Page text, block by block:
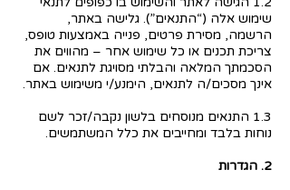
שימוש אלה (“התנאים”). גלישה באתר,
הרשמה, מסירת פרטים, פנייה באמצעות טופס,
צריכת תכנים או כל שימוש אחר – מהווים את
הסכמתך המלאה והבלתי מסויגת לתנאים. אם
אינך מסכים/ה לתנאים, הימנע/י משימוש באתר.
1.3 התנאים מנוסחים בלשון נקבה/זכר לשם
נוחות בלבד ומחייבים את כלל המשתמשים.
2. הגדרות